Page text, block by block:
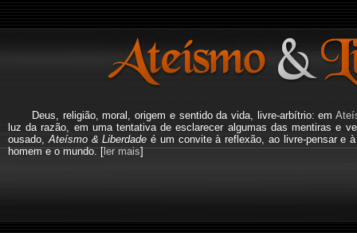
Deus, religião, moral, origem e sentido da vida, livre-arbítrio: em
luz da razão, em uma tentativa de esclarecer algumas das mentiras e
ousado, Ateísmo & Liberdade é um convite à reflexão, ao livre-pensar e
homem e o mundo. [ler mais]